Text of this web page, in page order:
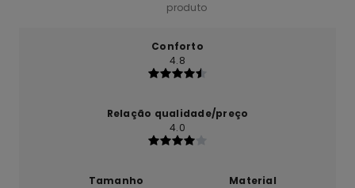
produto
Conforto
4.8
Relação qualidade/preço
4.0
Tamanho Material